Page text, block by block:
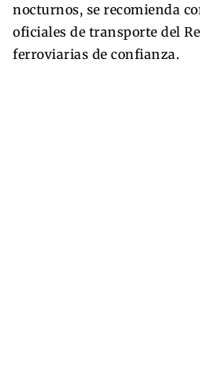
nocturnos, se recomienda
oficiales de transporte del
ferroviarias de confianza.